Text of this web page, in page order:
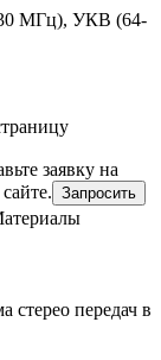
МГц), УКВ (64-
заявку на
Запросить
стерео передач в